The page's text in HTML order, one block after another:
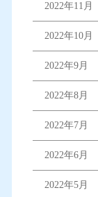
2022年11月
2022年10月
2022年9月
2022年8月
2022年7月
2022年6月
2022年5月